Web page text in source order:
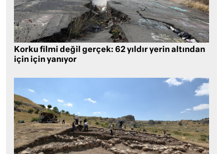
Korku filmi değil gerçek: 62 yıldır yerin altından
için için yanıyor